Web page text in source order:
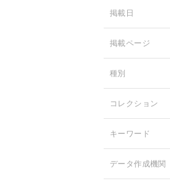
掲載日
掲載ページ
種別
コレクション
キーワード
データ作成機関